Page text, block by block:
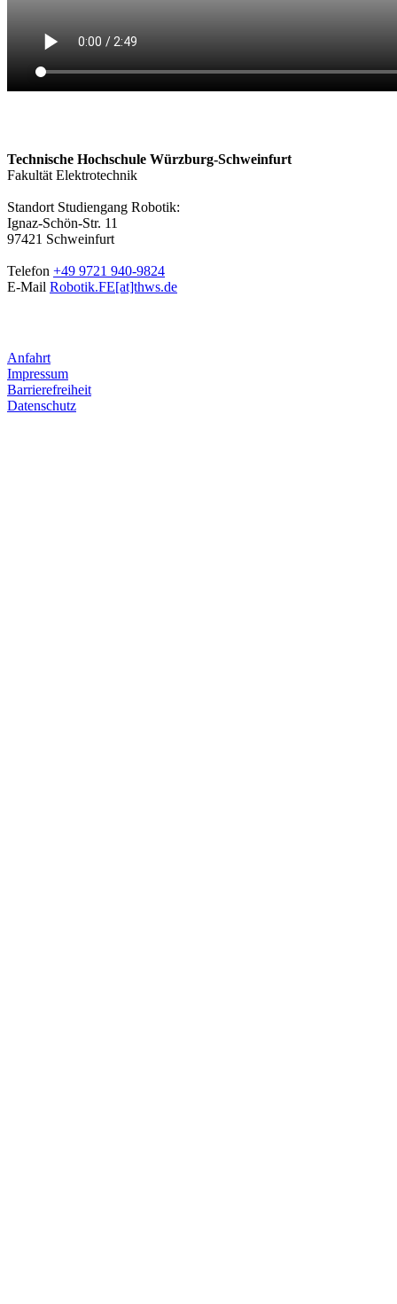
Technische Hochschule Würzburg-Schweinfurt
Fakultät Elektrotechnik
Standort Studiengang Robotik:
Ignaz-Schön-Str. 11
97421 Schweinfurt
Telefon +49 9721 940-9824
E-Mail Robotik.FE[at]thws.de
Anfahrt
Impressum
Barrierefreiheit
Datenschutz